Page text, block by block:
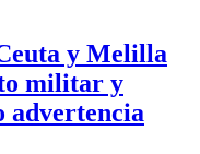
y Melilla
militar y
advertencia